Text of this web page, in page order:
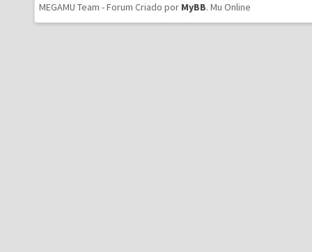
MEGAMU Team - Forum Criado por MyBB. Mu Online